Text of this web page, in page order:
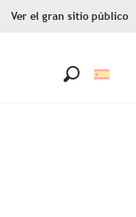
Ver el gran sitio público